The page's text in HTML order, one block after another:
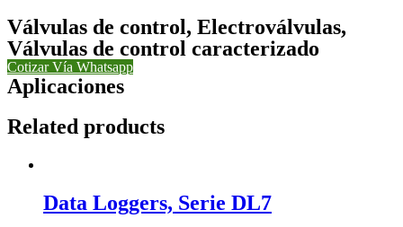
Válvulas de control, Electroválvulas,
Válvulas de control caracterizado
Cotizar Vía Whatsapp
Aplicaciones
Related products
Data Loggers, Serie DL7